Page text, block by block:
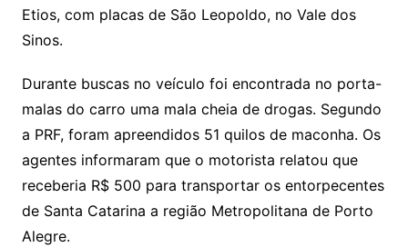
Etios, com placas de São Leopoldo, no Vale dos
Sinos.
Durante buscas no veículo foi encontrada no porta-
malas do carro uma mala cheia de drogas. Segundo
a PRF, foram apreendidos 51 quilos de maconha. Os
agentes informaram que o motorista relatou que
receberia R$ 500 para transportar os entorpecentes
de Santa Catarina a região Metropolitana de Porto
Alegre.